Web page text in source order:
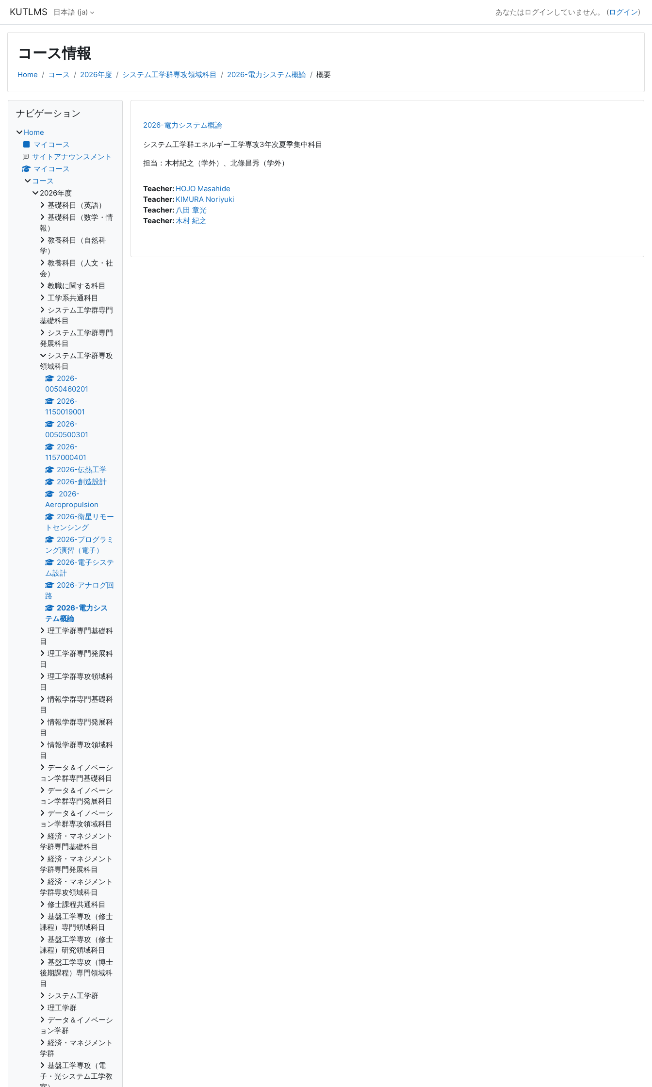
KUTLMS 日本語 ‎(ja)‎ あなたはログインしていません。 (ログイン)
コース情報
Home コース 2026年度 システム工学群専攻領域科目 2026-電力システム概論 概要
2026-電力システム概論
システム工学群エネルギー工学専攻3年次夏季集中科目
担当：木村紀之（学外）、北條昌秀（学外）
Teacher: HOJO Masahide
Teacher: KIMURA Noriyuki
Teacher: 八田 章光
Teacher:木村 紀之
ブロック
ナビゲーション
Home
マイコース
サイトアナウンスメント
マイコース
コース
2026年度
基礎科目（英語）
基礎科目（数学・情
報）
教養科目（自然科
学）
教養科目（人文・社
会）
教職に関する科目
工学系共通科目
システム工学群専門
基礎科目
システム工学群専門
発展科目
システム工学群専攻
領域科目
2026-
0050460201
2026-
1150019001
2026-
0050500301
2026-
1157000401
2026-伝熱工学
2026-創造設計
2026-
Aeropropulsion
2026-衛星リモー
トセンシング
2026-プログラミ
ング演習（電子）
2026-電子システ
ム設計
2026-アナログ回
路
2026-電力シス
テム概論
理工学群専門基礎科
目
理工学群専門発展科
目
理工学群専攻領域科
目
情報学群専門基礎科
目
情報学群専門発展科
目
情報学群専攻領域科
目
データ＆イノベーシ
ョン学群専門基礎科目
データ＆イノベーシ
ョン学群専門発展科目
データ＆イノベーシ
ョン学群専攻領域科目
経済・マネジメント
学群専門基礎科目
経済・マネジメント
学群専門発展科目
経済・マネジメント
学群専攻領域科目
修士課程共通科目
基盤工学専攻（修士
課程）専門領域科目
基盤工学専攻（修士
課程）研究領域科目
基盤工学専攻（博士
後期課程）専門領域科
目
システム工学群
理工学群
データ＆イノベーシ
ョン学群
経済・マネジメント
学群
基盤工学専攻（電
子・光システム工学教